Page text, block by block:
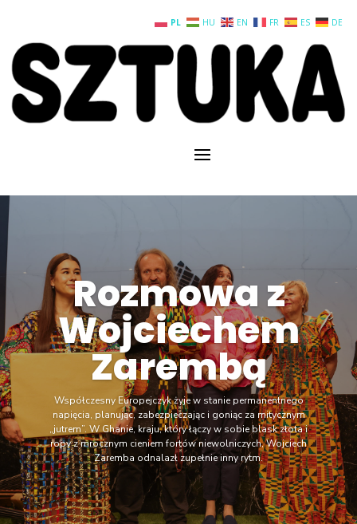
Rozmowa z
Wojciechem
Zarembą
Współczesny Europejczyk żyje w stanie permanentnego
napięcia, planując, zabezpieczając i goniąc za mitycznym
„jutrem”. W Ghanie, kraju, który łączy w sobie blask złota i
ropy z mrocznym cieniem fortów niewolniczych, Wojciech
Zaremba odnalazł zupełnie inny rytm.
PL HU EN FR ES DE